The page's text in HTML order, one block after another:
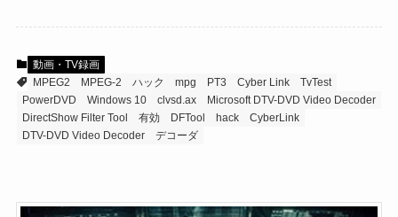
動画・TV録画
MPEG2
MPEG-2 ハック mpg PT3 Cyber Link
TvTest
PowerDVD
Windows 10 clvsd.ax
Microsoft DTV-DVD Video Decoder
DirectShow Filter Tool
有効 DFTool hack
CyberLink
DTV-DVD Video Decoder
デコーダ